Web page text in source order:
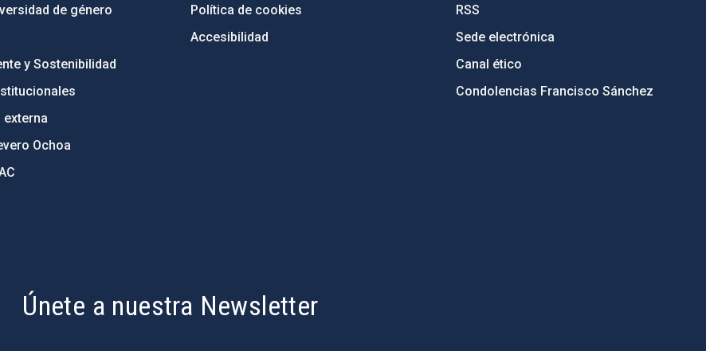
de género
y Sostenibilidad
externa
Ochoa
Política de cookies
Accesibilidad
RSS
Sede electrónica
Canal ético
Condolencias Francisco Sánchez
Únete a nuestra Newsletter